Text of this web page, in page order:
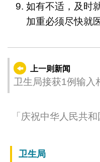
如有不适，及时
加重必须尽快就医
上一则新闻
卫生局接获1例输入
「庆祝中华人民共
车」与业界合作门票
卫生局